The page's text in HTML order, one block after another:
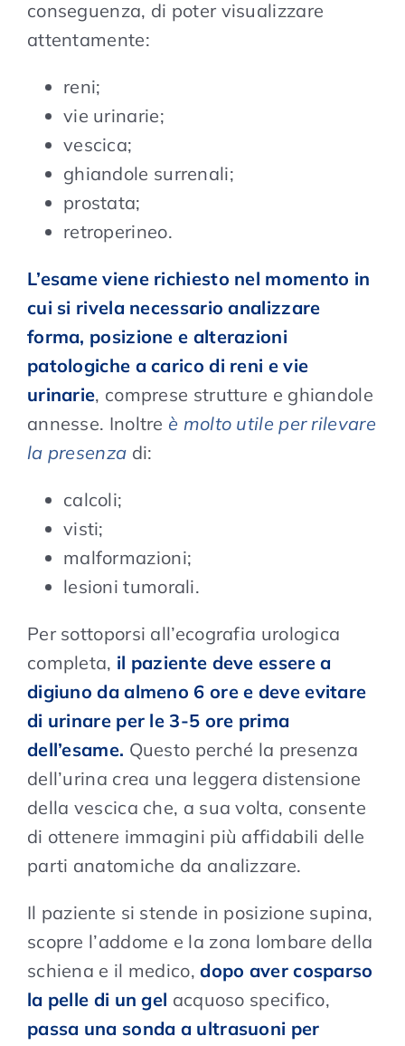
conseguenza, di poter visualizzare
attentamente:
reni;
vie urinarie;
vescica;
ghiandole surrenali;
prostata;
retroperineo.
L’esame viene richiesto nel momento in
cui si rivela necessario analizzare
forma, posizione e alterazioni
patologiche a carico di reni e vie
urinarie, comprese strutture e ghiandole
annesse. Inoltre è molto utile per rilevare
la presenza di:
calcoli;
visti;
malformazioni;
lesioni tumorali.
Per sottoporsi all’ecografia urologica
completa, il paziente deve essere a
digiuno da almeno 6 ore e deve evitare
di urinare per le 3-5 ore prima
dell’esame. Questo perché la presenza
dell’urina crea una leggera distensione
della vescica che, a sua volta, consente
di ottenere immagini più affidabili delle
parti anatomiche da analizzare.
Il paziente si stende in posizione supina,
scopre l’addome e la zona lombare della
schiena e il medico,dopo aver cosparso
la pelle di un gel acquoso specifico,
passa una sonda a ultrasuoni per